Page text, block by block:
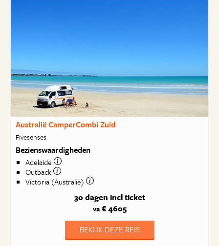
Australië CamperCombi Zuid
Fivesenses
Bezienswaardigheden
Adelaide
Outback
Victoria (Australië)
30 dagen incl ticket
va€ 4605
BEKIJK DEZE REIS